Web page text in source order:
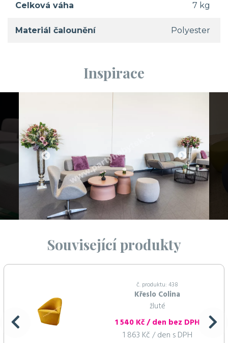
Celková váha 7 kg
Materiál čalounění Polyester
Inspirace
Související produkty
č. produktu: 438
Křeslo Colina
žluté
1 540 Kč / den bez DPH
1 863 Kč / den s DPH